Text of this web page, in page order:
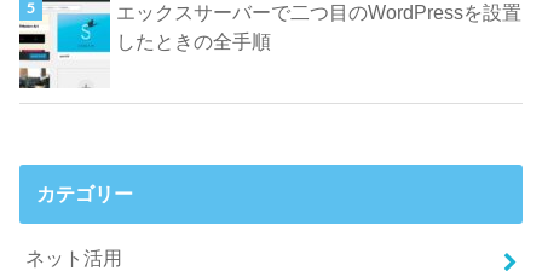
エックスサーバーで二つ目のWordPressを設置
したときの全手順
カテゴリー
ネット活用